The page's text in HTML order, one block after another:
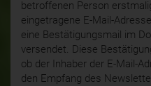
betroffenen Person
eingetragene E-Mail-
eine Bestätigungsmail im
versendet. Diese
ob der Inhaber der E-Mail-
den Empfang des